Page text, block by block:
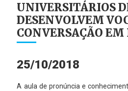
UNIVERSITÁRIOS
DESENVOLVEM
CONVERSAÇÃO
25/10/2018
A aula de pronúncia e